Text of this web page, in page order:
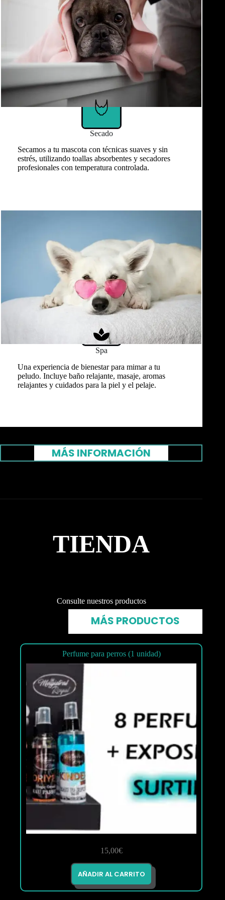
Secado
Secamos a tu mascota con técnicas suaves y sin
estrés, utilizando toallas absorbentes y secadores
profesionales con temperatura controlada.
Spa
Una experiencia de bienestar para mimar a tu
peludo. Incluye baño relajante, masaje, aromas
relajantes y cuidados para la piel y el pelaje.
MÁS INFORMACIÓN
TIENDA
Consulte nuestros productos
MÁS PRODUCTOS
Perfume para perros (1 unidad)
15,00€
AÑADIR AL CARRITO